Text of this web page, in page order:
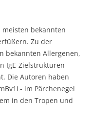
bekannten
Zu der
bekannten Allergenen,
IgE-Zielstrukturen
Die Autoren haben
im Pärchenegel
in den Tropen und